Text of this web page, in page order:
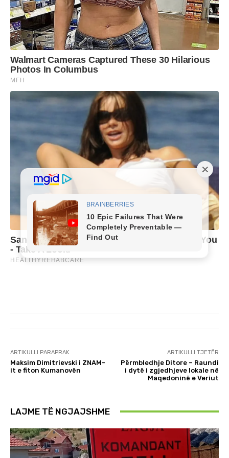
ARTIKULLI PARAPRAK
Maksim Dimitrievski i ZNAM-
it e fiton Kumanovën
ARTIKULLI TJETËR
Përmbledhje Ditore – Raundi
i dytë i zgjedhjeve lokale në
Maqedoninë e Veriut
LAJME TË NGJAJSHME